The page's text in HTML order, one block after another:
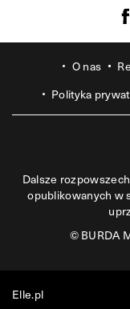
O nas
Polityka
Dalsze
opublikowanych w
©BURDA
Elle.pl